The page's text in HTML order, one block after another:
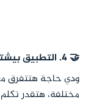
🤝 4. التطبيق بيشتغل على Android و iPhone
ودي حاجة هتتفرق
مختلفة، هتقدر